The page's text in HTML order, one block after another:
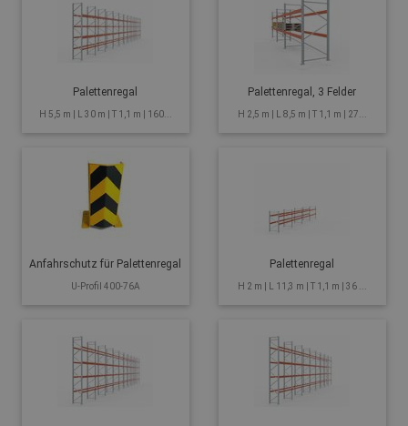
Palettenregal
H 5,5 m | L 30 m | T 1,1 m | 160...
Palettenregal, 3 Felder
H 2,5 m | L 8,5 m | T 1,1 m | 27...
Anfahrschutz für Palettenregal
U-Profil 400-76A
Palettenregal
H 2 m | L 11,3 m | T 1,1 m | 36 ...